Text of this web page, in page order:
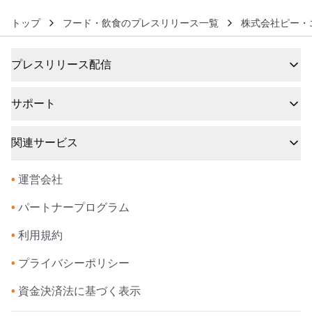
トップ フード・飲食のプレスリリース一覧 株式会社ピー
プレスリリース配信
サポート
関連サービス
• 運営会社
• パートナープログラム
• 利用規約
• プライバシーポリシー
• 資金決済法に基づく表示